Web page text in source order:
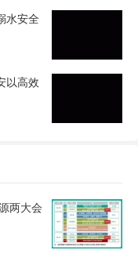
水安全
以高效
两大会